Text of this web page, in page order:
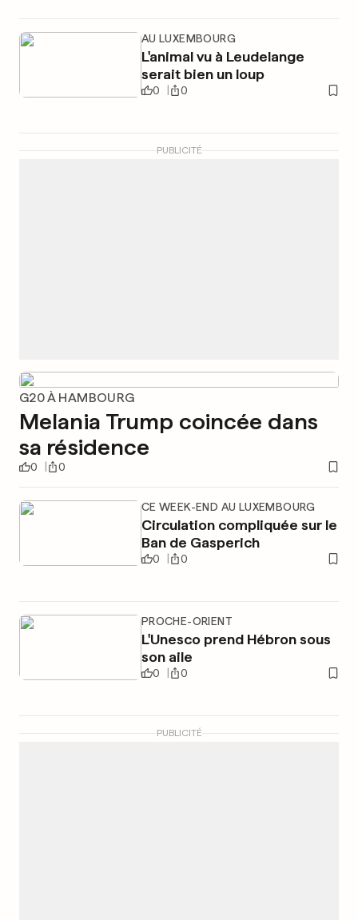
AU LUXEMBOURG
L'animal vu à Leudelange
serait bien un loup
0 0
PUBLICITÉ
G20 À HAMBOURG
Melania Trump coincée dans
sa résidence
0 0
CE WEEK-END AU LUXEMBOURG
Circulation compliquée sur le
Ban de Gasperich
0 0
PROCHE-ORIENT
L'Unesco prend Hébron sous
son aile
0 0
PUBLICITÉ